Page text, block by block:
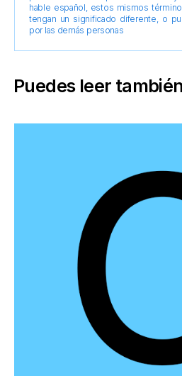
hable español, estos mismos
tengan un significado diferente, o
por las demás personas
Puedes leer